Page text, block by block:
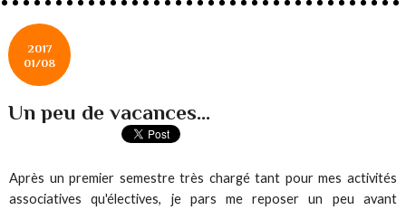
2017
01/08
Un peu de vacances...
Après un premier semestre très chargé tant pour mes activités
associatives qu'électives, je pars me reposer un peu avant